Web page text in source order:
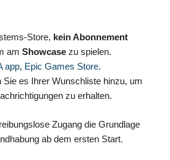
Store, kein Abonnement
am Showcase zu spielen.
app, Epic Games Store.
Sie es Ihrer Wunschliste hinzu, um
zu erhalten.
Zugang die Grundlage
ab dem ersten Start.